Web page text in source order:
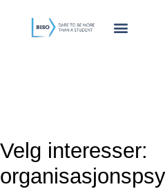
innholdet
Velg interesser: